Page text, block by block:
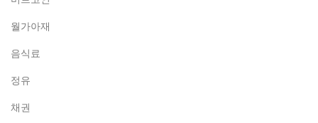
월가아재
음식료
정유
채권